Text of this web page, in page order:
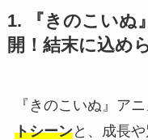
1. 『きのこいぬ
開！結末に込め
『きのこいぬ』ア
トシーンと、成長